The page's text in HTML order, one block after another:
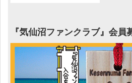
『気仙沼ファンクラブ』会員